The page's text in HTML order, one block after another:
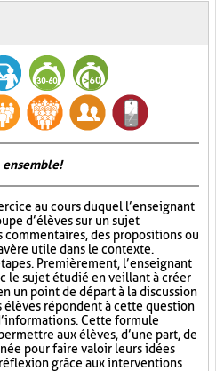
ensemble!
au cours duquel l’enseignant
d’élèves sur un sujet
des propositions ou
utile dans le contexte.
Premièrement, l’enseignant
le sujet étudié en veillant à créer
un point de départ à la discussion
élèves répondent à cette question
Cette formule
aux élèves, d’une part, de
pour faire valoir leurs idées
grâce aux interventions